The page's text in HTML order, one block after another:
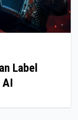
Label
AI